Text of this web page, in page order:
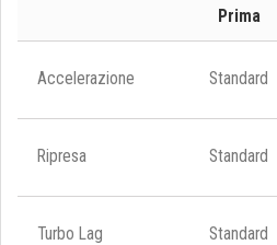
Prima
Accelerazione Standard
Ripresa Standard
Turbo Lag Standard